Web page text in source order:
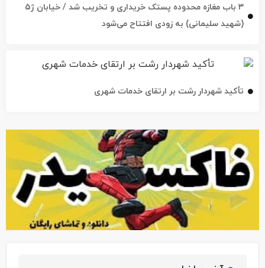
تأکید شهردار رشت بر ارتقای خدمات شهری
آخرین اخبار